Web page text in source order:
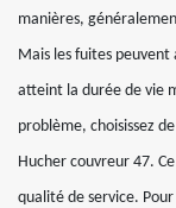
manières,
Mais les fuites
atteint la durée de vie
problème, choisissez
Hucher couvreur 47.
qualité de service.